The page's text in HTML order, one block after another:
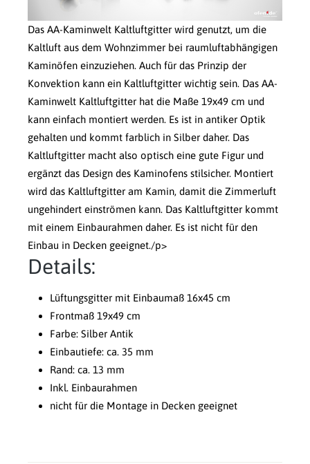
Das AA-Kaminwelt Kaltluftgitter wird genutzt, um die
Kaltluft aus dem Wohnzimmer bei raumluftabhängigen
Kaminöfen einzuziehen. Auch für das Prinzip der
Konvektion kann ein Kaltluftgitter wichtig sein. Das AA-
Kaminwelt Kaltluftgitter hat die Maße 19x49 cm und
kann einfach montiert werden. Es ist in antiker Optik
gehalten und kommt farblich in Silber daher. Das
Kaltluftgitter macht also optisch eine gute Figur und
ergänzt das Design des Kaminofens stilsicher. Montiert
wird das Kaltluftgitter am Kamin, damit die Zimmerluft
ungehindert einströmen kann. Das Kaltluftgitter kommt
mit einem Einbaurahmen daher. Es ist nicht für den
Einbau in Decken geeignet./p>
Details:
Lüftungsgitter mit Einbaumaß 16x45 cm
Frontmaß 19x49 cm
Farbe: Silber Antik
Einbautiefe: ca. 35 mm
Rand: ca. 13 mm
Inkl. Einbaurahmen
nicht für die Montage in Decken geeignet